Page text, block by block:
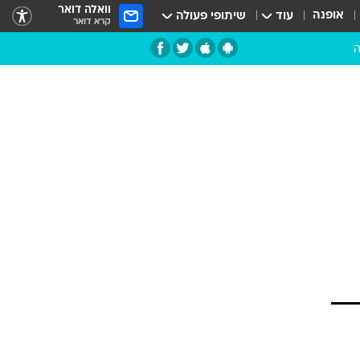
אופנה עוד שיתופי פעולה וואלה דואר
קרא דואר